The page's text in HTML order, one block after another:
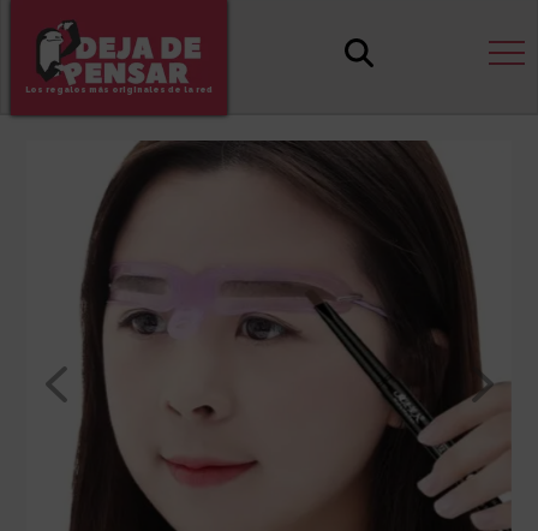
Los regalos más originales de la red